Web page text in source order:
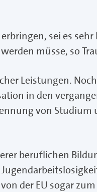
sei es
müsse, so
Leistungen.
in den
von
beruflichen
der EU sogar zum